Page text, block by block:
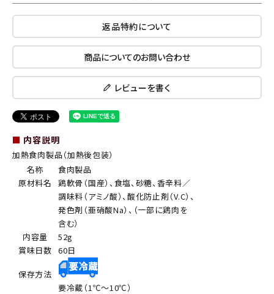
返品特約について
商品についてのお問い合わせ
レビューを書く
■ 内容説明
加熱食肉製品（加熱後包装）
名称
食肉製品
原材料名
鶏軟骨（国産）、食塩、砂糖、香辛料／
調味料（アミノ酸）、酸化防止剤（V.C）、
発色剤（亜硝酸Na）、（一部に鶏肉を
含む）
内容量
52g
賞味日数 60日
保存方法
要冷蔵（1℃～10℃）